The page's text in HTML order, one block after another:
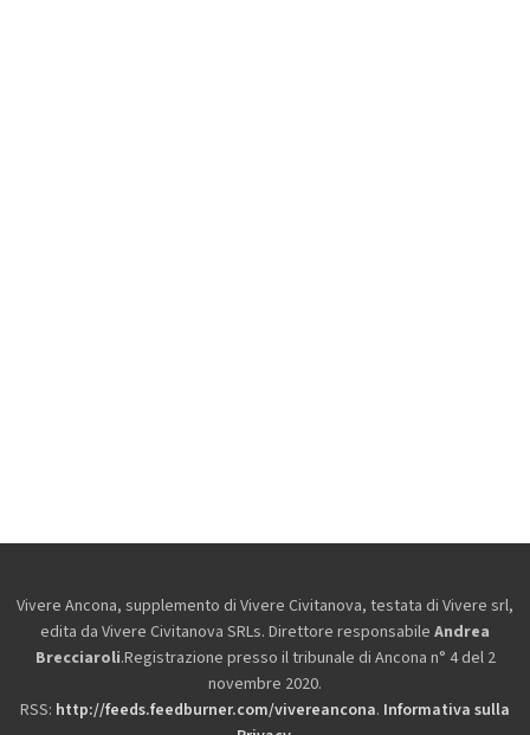
Vivere Ancona, supplemento di Vivere Civitanova, testata di Vivere srl,
edita da Vivere Civitanova SRLs. Direttore responsabile Andrea
Brecciaroli.Registrazione presso il tribunale di Ancona n° 4 del 2
novembre 2020.
RSS: http://feeds.feedburner.com/vivereancona. Informativa sulla